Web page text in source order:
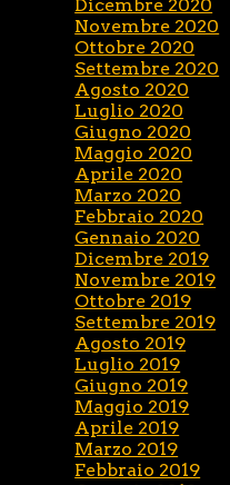
Dicembre 2020
Novembre 2020
Ottobre 2020
Settembre 2020
Agosto 2020
Luglio 2020
Giugno 2020
Maggio 2020
Aprile 2020
Marzo 2020
Febbraio 2020
Gennaio 2020
Dicembre 2019
Novembre 2019
Ottobre 2019
Settembre 2019
Agosto 2019
Luglio 2019
Giugno 2019
Maggio 2019
Aprile 2019
Marzo 2019
Febbraio 2019